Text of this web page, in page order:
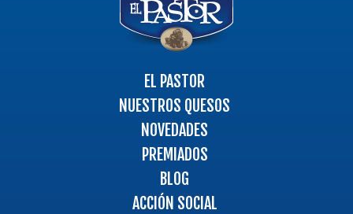
EL PASTOR
NUESTROS QUESOS
NOVEDADES
PREMIADOS
BLOG
ACCIÓN SOCIAL